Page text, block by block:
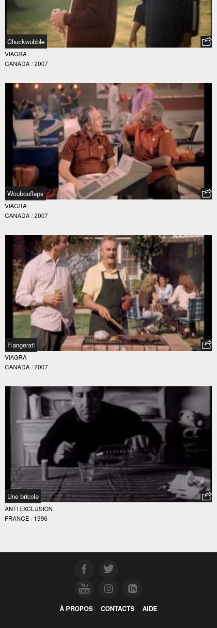
Chuckwubble
VIAGRA
CANADA / 2007
Wouboufleps
VIAGRA
CANADA / 2007
Flangerati
VIAGRA
CANADA / 2007
Une bricole
ANTI EXCLUSION
FRANCE / 1996
À PROPOS CONTACTS AIDE